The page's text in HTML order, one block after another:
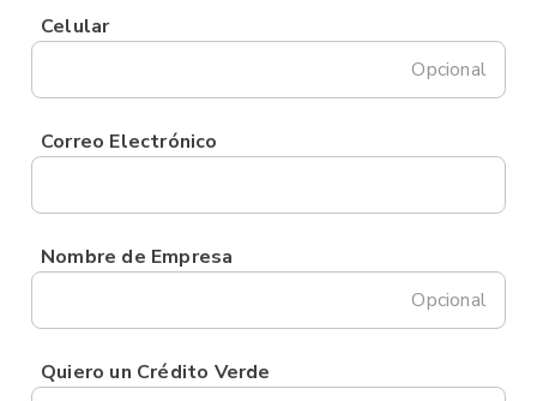
Celular
Opcional
Correo Electrónico
Nombre de Empresa
Opcional
Quiero un Crédito Verde